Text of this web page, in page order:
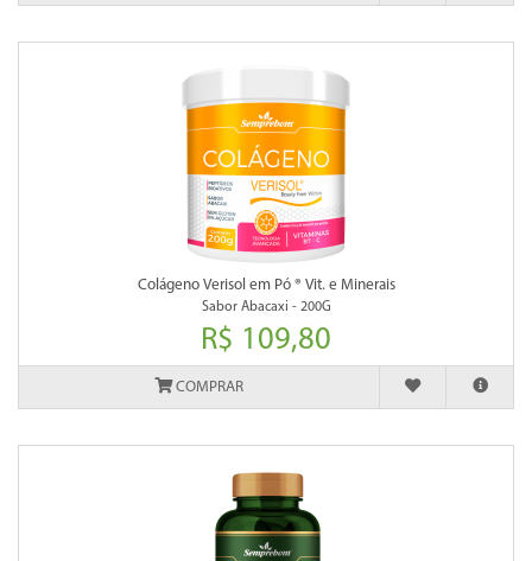
Colágeno Verisol em Pó ® Vit. e Minerais
Sabor Abacaxi - 200G
R$ 109,80
COMPRAR